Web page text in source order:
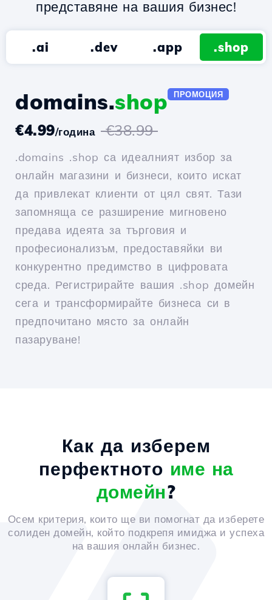
представяне на вашия бизнес!
.ai .dev .app .shop
domains.shop ПРОМОЦИЯ
€4.99/година €38.99
.domains .shop са идеалният избор за
онлайн магазини и бизнеси, които искат
да привлекат клиенти от цял свят. Тази
запомняща се разширение мигновено
предава идеята за търговия и
професионализъм, предоставяйки ви
конкурентно предимство в цифровата
среда. Регистрирайте вашия .shop домейн
сега и трансформирайте бизнеса си в
предпочитано място за онлайн
пазаруване!
Как да изберем
перфектното име на
домейн?
Осем критерия, които ще ви помогнат да изберете
солиден домейн, който подкрепя имиджа и успеха
на вашия онлайн бизнес.